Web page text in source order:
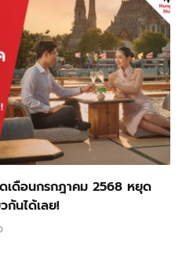
ดือนกรกฎาคม 2568 หยุด
กันได้เลย!